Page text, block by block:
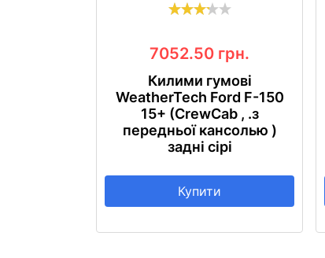
7052.50 грн.
Килими гумові
WeatherTech Ford F-150
15+ (CrewCab , .з
передньої кансолью )
задні сірі
Купити